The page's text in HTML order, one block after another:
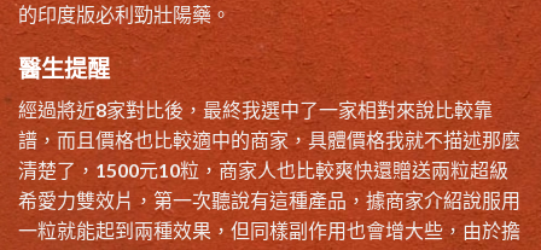
的印度版必利勁壯陽藥。
醫生提醒
經過將近8家對比後，最終我選中了一家相對來說比較靠
譜，而且價格也比較適中的商家，具體價格我就不描述那麼
清楚了，1500元10粒，商家人也比較爽快還贈送兩粒超級
希愛力雙效片，第一次聽說有這種產品，據商家介紹說服用
一粒就能起到兩種效果，但同樣副作用也會增大些，由於擔